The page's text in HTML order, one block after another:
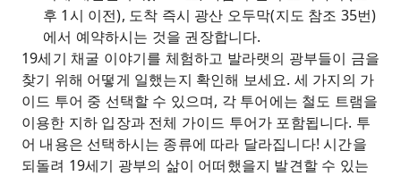
후 1시 이전), 도착 즉시 광산 오두막(지도 참조 35번)
에서 예약하시는 것을 권장합니다.
19세기 채굴 이야기를 체험하고 발라랫의 광부들이 금을
찾기 위해 어떻게 일했는지 확인해 보세요. 세 가지의 가
이드 투어 중 선택할 수 있으며, 각 투어에는 철도 트램을
이용한 지하 입장과 전체 가이드 투어가 포함됩니다. 투
어 내용은 선택하시는 종류에 따라 달라집니다! 시간을
되돌려 19세기 광부의 삶이 어떠했을지 발견할 수 있는